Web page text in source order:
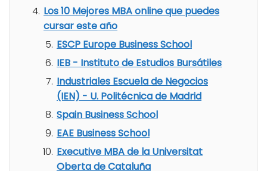
Los 10 Mejores MBA online que puedes
cursar este año
ESCP Europe Business School
IEB - Instituto de Estudios Bursátiles
Industriales Escuela de Negocios
(IEN) - U. Politécnica de Madrid
Spain Business School
EAE Business School
Executive MBA de la Universitat
Oberta de Cataluña